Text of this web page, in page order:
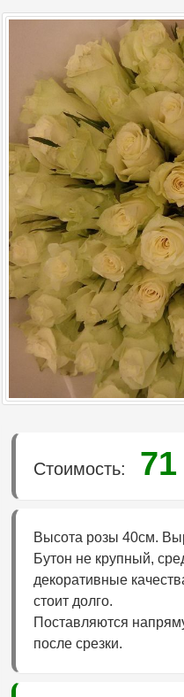
Стоимость: 71
Высота розы 40см.
Бутон не крупный,
декоративные
стоит долго.
Поставляются
после срезки.